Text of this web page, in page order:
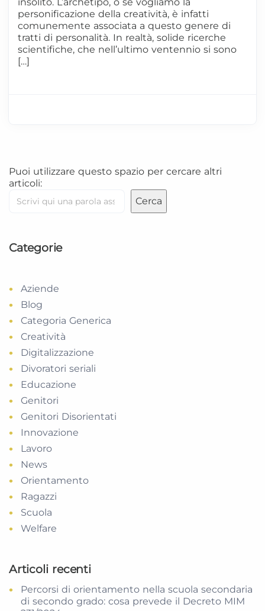
personificazione della creatività, è infatti
comunemente associata a questo genere di
tratti di personalità. In realtà, solide ricerche
scientifiche, che nell’ultimo ventennio si sono
[…]
Puoi utilizzare questo spazio per cercare altri
articoli:
Cerca
Categorie
Aziende
Blog
Categoria Generica
Creatività
Digitalizzazione
Divoratori seriali
Educazione
Genitori
Genitori Disorientati
Innovazione
Lavoro
News
Orientamento
Ragazzi
Scuola
Welfare
Articoli recenti
Percorsi di orientamento nella scuola secondaria
di secondo grado: cosa prevede il Decreto MIM